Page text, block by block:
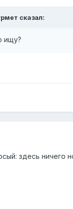
сказал:
ищу?
здесь ничего